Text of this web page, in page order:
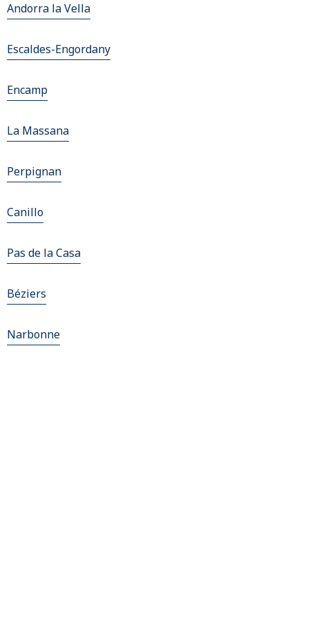
Andorra la Vella
Escaldes-Engordany
Encamp
La Massana
Perpignan
Canillo
Pas de la Casa
Béziers
Narbonne